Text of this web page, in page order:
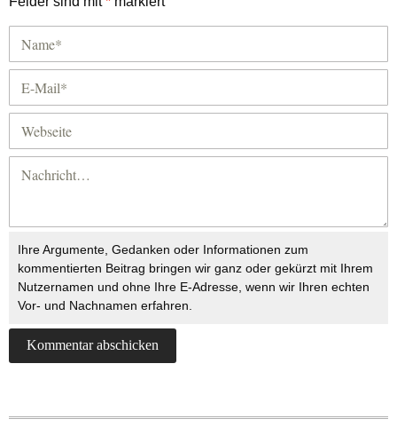
Ihre Argumente, Gedanken oder Informationen zum
kommentierten Beitrag bringen wir ganz oder gekürzt mit Ihrem
Nutzernamen und ohne Ihre E-Adresse, wenn wir Ihren echten
Vor- und Nachnamen erfahren.